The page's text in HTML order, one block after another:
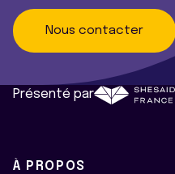
Nous contacter
Présenté par
À PROPOS